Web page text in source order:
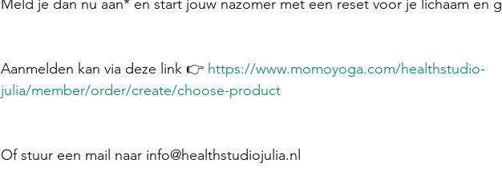
Meld je dan nu aan* en start jouw nazomer met een reset voor je lichaam en
Aanmelden kan via deze link 👉 https://www.momoyoga.com/healthstudio-
julia/member/order/create/choose-product
Of stuur een mail naar info@healthstudiojulia.nl